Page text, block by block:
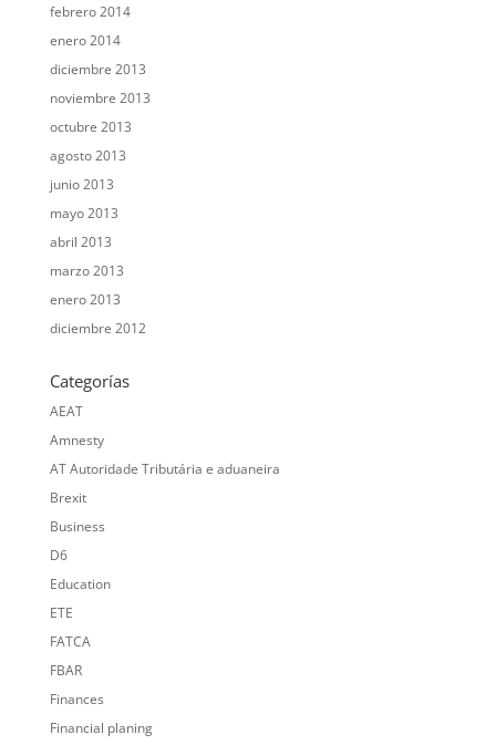
febrero 2014
enero 2014
diciembre 2013
noviembre 2013
octubre 2013
agosto 2013
junio 2013
mayo 2013
abril 2013
marzo 2013
enero 2013
diciembre 2012
Categorías
AEAT
Amnesty
AT Autoridade Tributária e aduaneira
Brexit
Business
D6
Education
ETE
FATCA
FBAR
Finances
Financial planing